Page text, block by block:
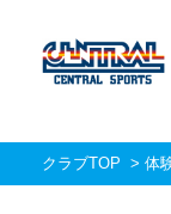
クラブTOP > 体